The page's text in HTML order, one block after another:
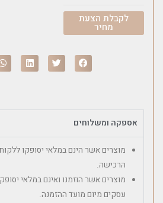
לקבלת הצעת
מחיר
אספקה ומשלוחים
הרכישה.
עסקים מיום מועד ההזמנה.